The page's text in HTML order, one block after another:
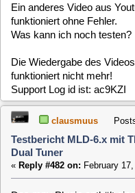
funktioniert nicht mehr!
Support Log id ist: ac9KZI
Testbericht MLD-6.x mit
Dual Tuner
«Reply #482 on:February 17, 2026,
Das mpv Plugin enthält eine
Anbieter anweist, sofern möglich
kann.
Wenn Du das Video nicht
lädst, kann das dieses Format
Fehler führt.